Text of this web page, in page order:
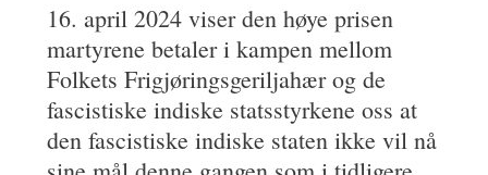
16. april 2024 viser den høye prisen
martyrene betaler i kampen mellom
Folkets Frigjøringsgeriljahær og de
fascistiske indiske statsstyrkene oss at
den fascistiske indiske staten ikke vil nå